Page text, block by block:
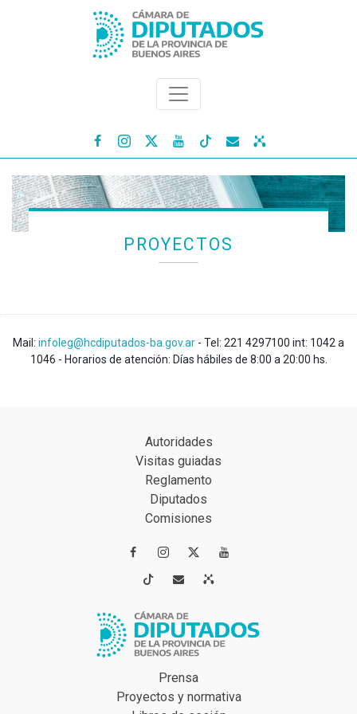
   
PROYECTOS
Mail: infoleg@hcdiputados-ba.gov.ar - Tel: 221 4297100 int: 1042 a
1046 - Horarios de atención: Días hábiles de 8:00 a 20:00 hs.
Autoridades
Visitas guiadas
Reglamento
Diputados
Comisiones
 
 
Prensa
Proyectos y normativa